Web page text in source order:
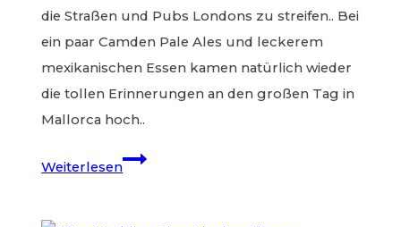
die Straßen und Pubs Londons zu streifen.. Bei
ein paar Camden Pale Ales und leckerem
mexikanischen Essen kamen natürlich wieder
die tollen Erinnerungen an den großen Tag in
Mallorca hoch..
Weiterlesen
Mallorca